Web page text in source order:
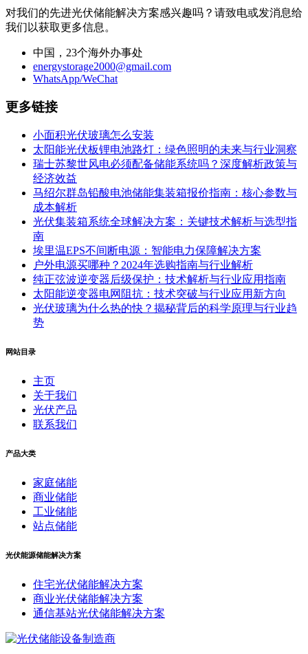
对我们的先进光伏储能解决方案感兴趣吗？请致电或发消息给
我们以获取更多信息。
中国，23个海外办事处
energystorage2000@gmail.com
WhatsApp/WeChat
更多链接
小面积光伏玻璃怎么安装
太阳能光伏板锂电池路灯：绿色照明的未来与行业洞察
瑞士苏黎世风电必须配备储能系统吗？深度解析政策与
经济效益
马绍尔群岛铅酸电池储能集装箱报价指南：核心参数与
成本解析
光伏集装箱系统全球解决方案：关键技术解析与选型指
南
埃里温EPS不间断电源：智能电力保障解决方案
户外电源买哪种？2024年选购指南与行业解析
纯正弦波逆变器后级保护：技术解析与行业应用指南
太阳能逆变器电网阻抗：技术突破与行业应用新方向
光伏玻璃为什么热的快？揭秘背后的科学原理与行业趋
势
网站目录
主页
关于我们
光伏产品
联系我们
产品大类
家庭储能
商业储能
工业储能
站点储能
光伏能源储能解决方案
住宅光伏储能解决方案
商业光伏储能解决方案
通信基站光伏储能解决方案